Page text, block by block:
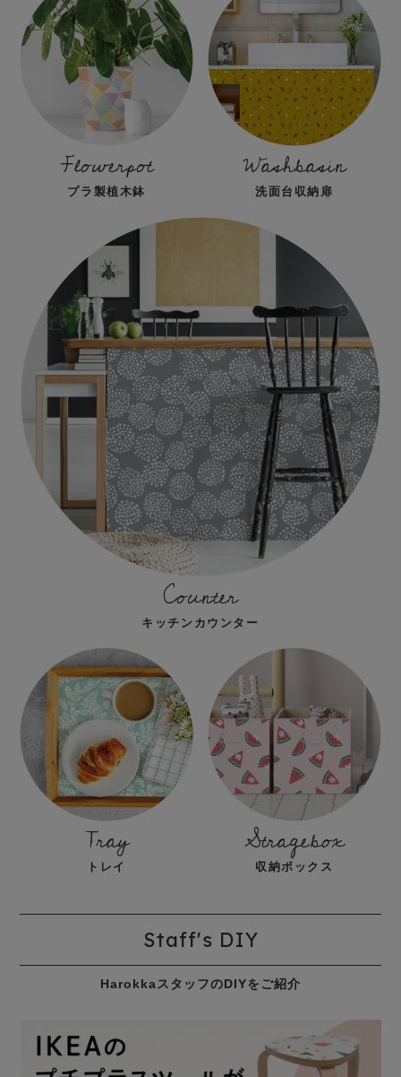
Flowerpot
プラ製植木鉢
Washbasin
洗面台収納扉
Counter
キッチンカウンター
Tray
トレイ
Stragebox
収納ボックス
Staff's DIY
HarokkaスタッフのDIYをご紹介